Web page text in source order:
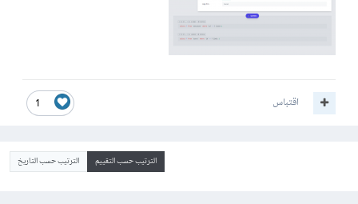
1 اقتباس
الترتيب حسب التقييم الترتيب حسب التاريخ